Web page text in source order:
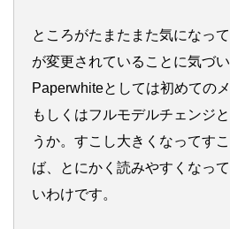
ところがたまたまた気になっ
が変更されていることに気づ
Paperwhiteとしては初めての
もしくはフルモデルチェンジ
うか。すこし大きくなってす
ば、とにかく読みやすくなっ
いわけです。